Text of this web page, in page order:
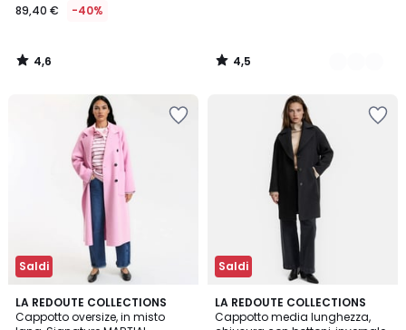
89,40 € -40%
4,6
/
4,5
/
Saldi
LA REDOUTE COLLECTIONS
Cappotto oversize, in misto
4,6
/ 5
Saldi
LA REDOUTE COLLECTIONS
Cappotto media lunghezza,
4,5
/ 5